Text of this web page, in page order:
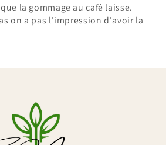
la gommage au café laisse.
on a pas l'impression d'avoir la